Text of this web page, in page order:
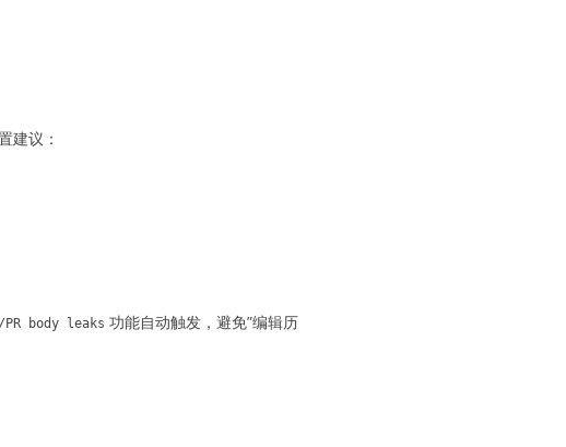
建议：
body leaks 功能自动触发，避免”编辑历